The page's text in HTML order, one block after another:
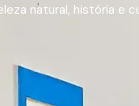
natural, história e